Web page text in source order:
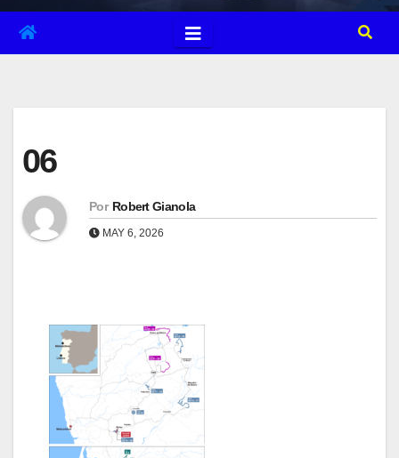
06
Por Robert Gianola
MAY 6, 2026